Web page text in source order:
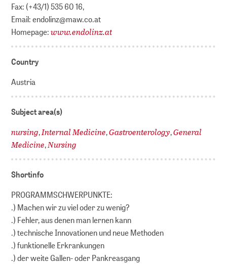
Fax: (+43/1) 535 60 16,
Email: endolinz@maw.co.at
Homepage:www.endolinz.at
Country
Austria
Subject area(s)
nursing,Internal Medicine,Gastroenterology,General
Medicine,Nursing
Shortinfo
PROGRAMMSCHWERPUNKTE:
.) Machen wir zu viel oder zu wenig?
.) Fehler, aus denen man lernen kann
.) technische Innovationen und neue Methoden
.) funktionelle Erkrankungen
.) der weite Gallen- oder Pankreasgang